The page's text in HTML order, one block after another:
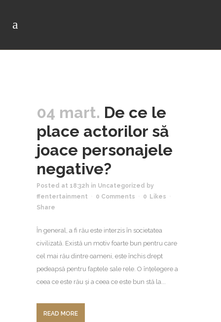
04 mart. De ce le
place actorilor să
joace personajele
negative?
Posted at 18:32h in Uncategorized by
ffentertainment
0 Comments 0
Likes
Share
În general, a fi rău este interzis în societatea
civilizată. Există un motiv foarte bun pentru care
cel mai rău dintre oameni, este închis drept
pedeapsă pentru faptele sale rele. O înțelegere a
ceea ce este rău și a ceea ce este bun stă la...
READ MORE